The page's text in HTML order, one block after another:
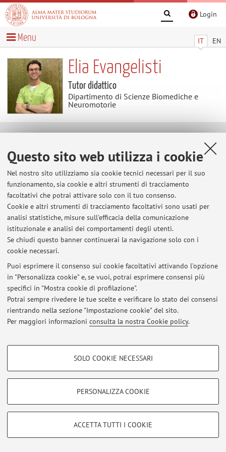
Questo sito web utilizza i cookie
Nel nostro sito utilizziamo sia cookie tecnici necessari per il suo
funzionamento, sia cookie e altri strumenti di tracciamento
facoltativi che potrai attivare solo con il tuo consenso.
Cookie e altri strumenti di tracciamento facoltativi sono usati per
analisi statistiche, misure sull'efficacia della comunicazione
istituzionale e analisi dei comportamenti degli utenti.
Se chiudi questo banner continuerai la navigazione solo con i
cookie necessari.
Puoi esprimere il consenso sui cookie facoltativi attivando l'opzione
in "Personalizza cookie" e, se vuoi, potrai esprimere consensi più
specifici in "Mostra cookie di profilazione".
Potrai sempre rivedere le tue scelte e verificare lo stato dei consensi
rientrando nella sezione "Impostazione cookie" del sito.
Per maggiori informazioni consulta la nostra Cookie policy.
COOKIE DI PROFILAZIONE - FACOLTATIVI
COOKIE TECNICI - NECESSARI
Si tratta di cookie tecnici utilizzati, a titolo esemplificativo, per il corretto
SOLO COOKIE NECESSARI
PERSONALIZZA COOKIE
ACCETTA TUTTI I COOKIE
Login
IT EN
Menu
Elia Evangelisti
Tutor didattico
Dipartimento di Scienze Biomediche e
Neuromotorie
E-mail: elia.evangelisti@unibo.it
Dipartimento di Scienze Biomediche e Neuromotorie
Via Massarenti 9, Bologna -Vai alla mappa
Ultimi avvisi
Al momento non sono presenti avvisi.
© 2026 - ALMA MATER STUDIORUM - Università di Bologna - Via
Zamboni, 33 - 40126 Bologna - Partita IVA: 01131710376
|Note legali|Impostazioni Cookie